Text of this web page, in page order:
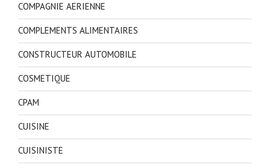
COMPAGNIE AERIENNE
COMPLEMENTS ALIMENTAIRES
CONSTRUCTEUR AUTOMOBILE
COSMETIQUE
CPAM
CUISINE
CUISINISTE